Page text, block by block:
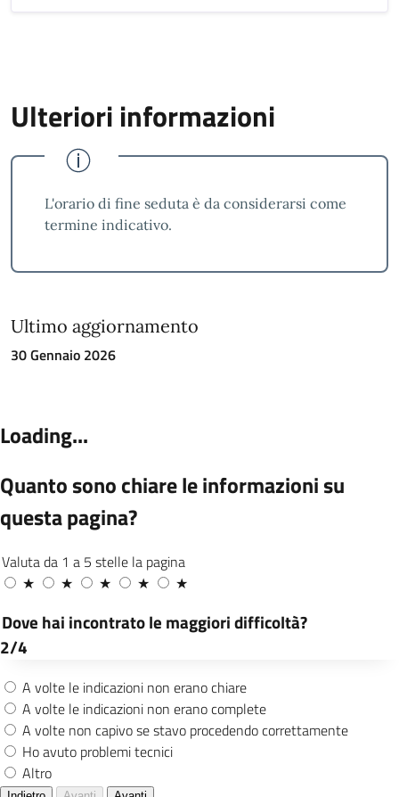
Ulteriori informazioni
L'orario di fine seduta è da considerarsi come
termine indicativo.
Ultimo aggiornamento
30 Gennaio 2026